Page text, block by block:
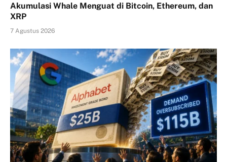
Akumulasi Whale Menguat di Bitcoin, Ethereum, dan
XRP
7 Agustus 2026